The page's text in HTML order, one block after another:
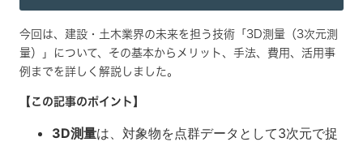
今回は、建設・土木業界の未来を担う技術「3D測量（3次元測
量）」について、その基本からメリット、手法、費用、活用事
例までを詳しく解説しました。
【この記事のポイント】
3D測量は、対象物を点群データとして3次元で捉